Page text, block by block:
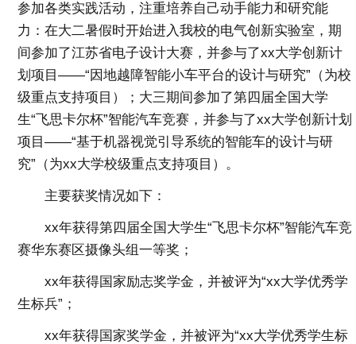
参加各类实践活动，注重培养自己动手能力和研究能
力：在大二暑假时开始进入我校的电气创新实验室，期
间参加了江苏省电子设计大赛，并参与了xx大学创新计
划项目——“因地越障智能小车平台的设计与研究”（为校
级重点支持项目）；大三期间参加了第四届全国大学
生“飞思卡尔杯”智能汽车竞赛，并参与了xx大学创新计划
项目——“基于机器视觉引导系统的智能车的设计与研
究”（为xx大学校级重点支持项目）。
主要获奖情况如下：
xx年获得第四届全国大学生“飞思卡尔杯”智能汽车竞
赛华东赛区摄像头组一等奖；
xx年获得国家励志奖学金，并被评为“xx大学优秀学
生标兵”；
xx年获得国家奖学金，并被评为“xx大学优秀学生标